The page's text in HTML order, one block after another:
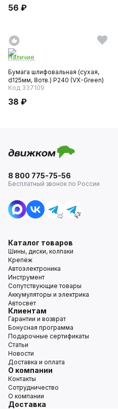
56 ₽
Наличие
Бумага шлифовальная (сухая,
d125мм, 8отв.) P240 (VX-Green)
Код 337109
38 ₽
8 800 775-75-56
Бесплатный звонок по России
Каталог товаров
Шины, диски, колпаки
Крепёж
Автоэлектроника
Инструмент
Сопутствующие товары
Аккумуляторы и электрика
Автосвет
Клиентам
Гарантии и возврат
Бонусная программа
Подарочные сертификаты
Статьи
Новости
Доставка и оплата
О компании
Контакты
Сотрудничество
О компании
Доставка